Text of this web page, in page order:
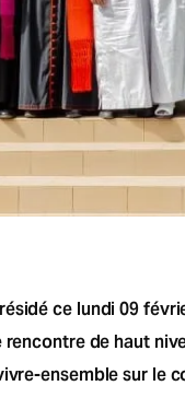
ce lundi 09
de haut
ensemble sur le